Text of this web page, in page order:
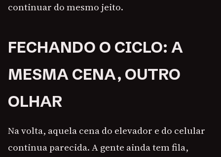
continuar do mesmo jeito.
FECHANDO O CICLO: A
MESMA CENA, OUTRO
OLHAR
Na volta, aquela cena do elevador e do celular
continua parecida. A gente ainda tem fila,